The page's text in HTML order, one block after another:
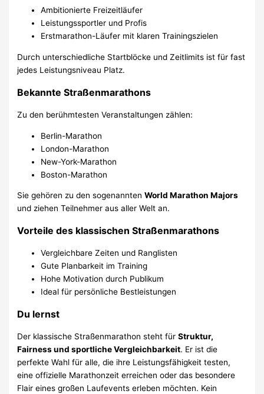
Ambitionierte Freizeitläufer
Leistungssportler und Profis
Erstmarathon-Läufer mit klaren Trainingszielen
Durch unterschiedliche Startblöcke und Zeitlimits ist für fast
jedes Leistungsniveau Platz.
Bekannte Straßenmarathons
Zu den berühmtesten Veranstaltungen zählen:
Berlin-Marathon
London-Marathon
New-York-Marathon
Boston-Marathon
Sie gehören zu den sogenanntenWorld Marathon Majors
und ziehen Teilnehmer aus aller Welt an.
Vorteile des klassischen Straßenmarathons
Vergleichbare Zeiten und Ranglisten
Gute Planbarkeit im Training
Hohe Motivation durch Publikum
Ideal für persönliche Bestleistungen
Du lernst
Der klassische Straßenmarathon steht fürStruktur,
Fairness und sportliche Vergleichbarkeit. Er ist die
perfekte Wahl für alle, die ihre Leistungsfähigkeit testen,
eine offizielle Marathonzeit erreichen oder das besondere
Flair eines großen Laufevents erleben möchten. Kein